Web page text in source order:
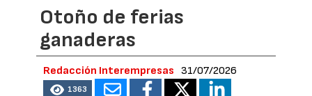
Otoño de ferias
ganaderas
Redacción Interempresas 31/07/2026
1363